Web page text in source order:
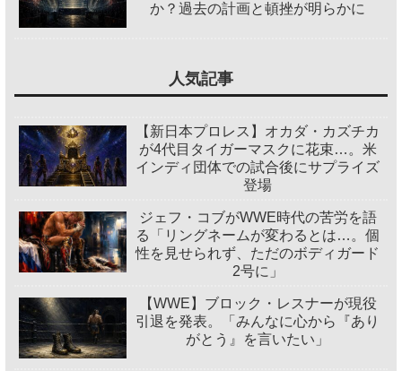
か？過去の計画と頓挫が明らかに
人気記事
【新日本プロレス】オカダ・カズチカ
が4代目タイガーマスクに花束…。米
インディ団体での試合後にサプライズ
登場
ジェフ・コブがWWE時代の苦労を語
る「リングネームが変わるとは…。個
性を見せられず、ただのボディガード
2号に」
【WWE】ブロック・レスナーが現役
引退を発表。「みんなに心から『あり
がとう』を言いたい」